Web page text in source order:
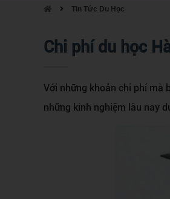
Tin Tức Du Học
Chi phí du học
Với những khoản chi phí mà
những kinh nghiệm lâu nay